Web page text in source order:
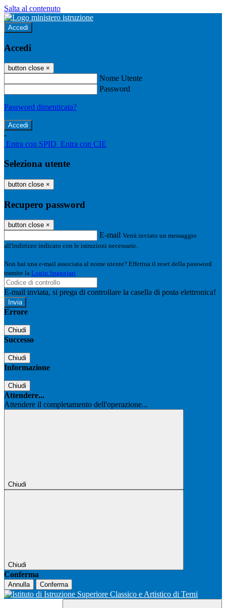
Salta al contenuto
Accedi
Accedi
button close ×
Nome Utente
Password
Password dimenticata?
-
Entra con SPID Entra con CIE
Seleziona utente
button close ×
Recupero password
button close ×
E-mail Verrà inviato un messaggio
all'indirizzo indicato con le istruzioni necessarie.
Non hai una e-mail associata al nome utente? Effettua il reset della password
tramite la Login Spaggiari
E-mail inviata, si prega di controllare la casella di posta elettronica!
Errore
Chiudi
Successo
Chiudi
Informazione
Chiudi
Attendere...
Attendere il completamento dell'operazione...
Chiudi
Chiudi
Conferma
Annulla Conferma